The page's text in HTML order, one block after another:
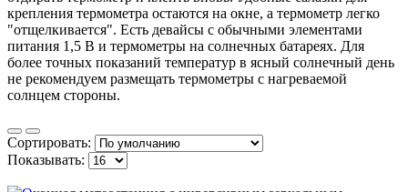
крепления термометра остаются на окне, а термометр легко
"отщелкивается". Есть девайсы с обычными элементами
питания 1,5 В и термометры на солнечных батареях. Для
более точных показаний температур в ясный солнечный день
не рекомендуем размещать термометры с нагреваемой
солнцем стороны.
Сортировать:
Показывать: